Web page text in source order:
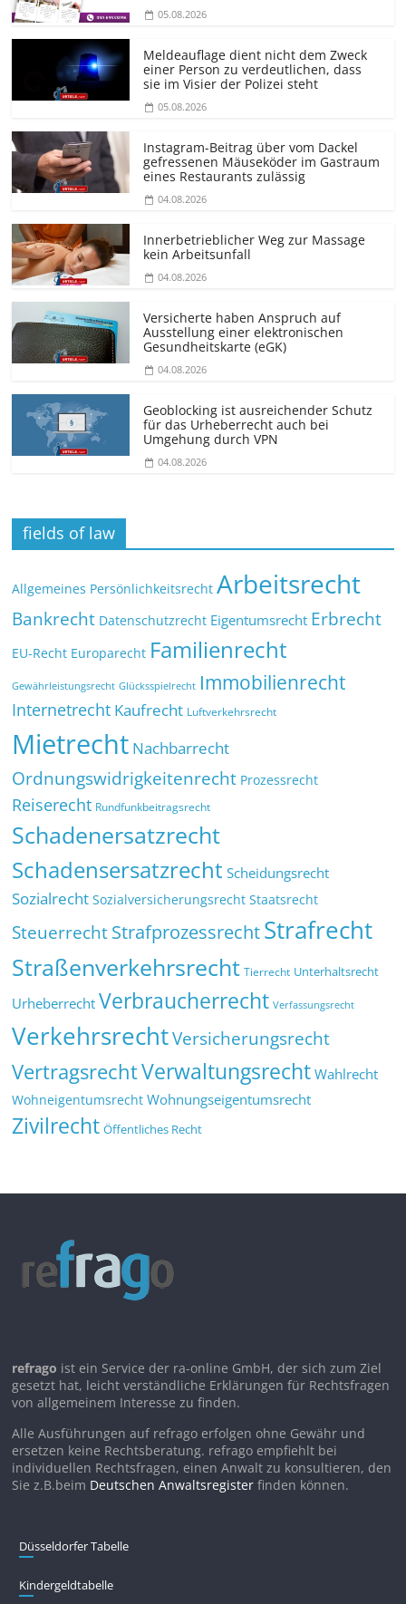
05.08.2026
Meldeauflage dient nicht dem Zweck
einer Person zu verdeutlichen, dass
sie im Visier der Polizei steht
05.08.2026
Instagram-Beitrag über vom Dackel
gefressenen Mäuseköder im Gastraum
eines Restaurants zulässig
04.08.2026
Innerbetrieblicher Weg zur Massage
kein Arbeitsunfall
04.08.2026
Versicherte haben Anspruch auf
Ausstellung einer elektronischen
Gesundheitskarte (eGK)
04.08.2026
Geoblocking ist ausreichender Schutz
für das Urheberrecht auch bei
Umgehung durch VPN
04.08.2026
fields of law
Allgemeines Persönlichkeitsrecht Arbeitsrecht
Bankrecht Datenschutzrecht Eigentumsrecht Erbrecht
EU-Recht Europarecht Familienrecht
Gewährleistungsrecht Glücksspielrecht Immobilienrecht
Internetrecht Kaufrecht Luftverkehrsrecht
Mietrecht Nachbarrecht
Ordnungswidrigkeitenrecht Prozessrecht
Reiserecht Rundfunkbeitragsrecht
Schadenersatzrecht
Schadensersatzrecht Scheidungsrecht
Sozialrecht Sozialversicherungsrecht Staatsrecht
SteuerrechtStrafprozessrechtStrafrecht
Straßenverkehrsrecht Tierrecht Unterhaltsrecht
Urheberrecht Verbraucherrecht Verfassungsrecht
VerkehrsrechtVersicherungsrecht
VertragsrechtVerwaltungsrecht Wahlrecht
Wohneigentumsrecht Wohnungseigentumsrecht
Zivilrecht Öffentliches Recht
refrago ist ein Service der ra-online GmbH, der sich zum Ziel
gesetzt hat, leicht verständliche Erklärungen für Rechtsfragen
von allgemeinem Interesse zu finden.
Alle Ausführungen auf refrago erfolgen ohne Gewähr und
ersetzen keine Rechtsberatung. refrago empfiehlt bei
individuellen Rechtsfragen, einen Anwalt zu konsultieren, den
Sie z.B.beim Deutschen Anwaltsregister finden können.
Düsseldorfer Tabelle
Kindergeldtabelle